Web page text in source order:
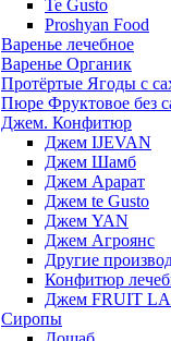
Te Gusto
Proshyan Food
Варенье лечебное
Варенье Органик
Протёртые Ягоды с
Пюре Фруктовое без
Джем. Конфитюр
Джем IJEVAN
Джем Шамб
Джем Арарат
Джем te Gusto
Джем YAN
Джем Агроянс
Другие
Конфитюр
Джем FRUIT
Сиропы